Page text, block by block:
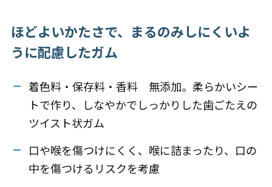
ほどよいかたさで、まるのみしにくいよ
うに配慮したガム
着色料・保存料・香料 無添加。柔らかいシー
トで作り、しなやかでしっかりした歯ごたえの
ツイスト状ガム
口や喉を傷つけにくく、喉に詰まったり、口の
中を傷つけるリスクを考慮